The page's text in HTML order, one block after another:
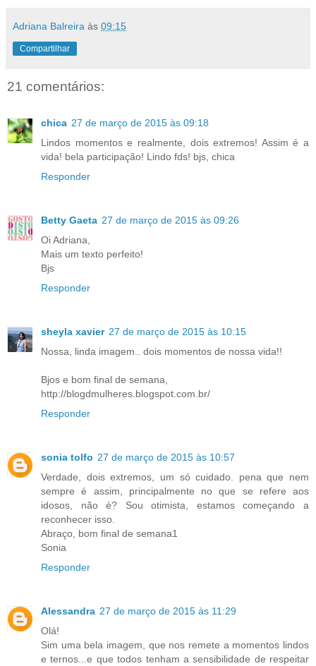
Adriana Balreira às 09:15
Compartilhar
21 comentários:
chica 27 de março de 2015 às 09:18
Lindos momentos e realmente, dois extremos! Assim é a
vida! bela participação! Lindo fds! bjs, chica
Responder
Betty Gaeta 27 de março de 2015 às 09:26
Oi Adriana,
Mais um texto perfeito!
Bjs
Responder
sheyla xavier 27 de março de 2015 às 10:15
Nossa, linda imagem.. dois momentos de nossa vida!!
Bjos e bom final de semana,
http://blogdmulheres.blogspot.com.br/
Responder
sonia tolfo 27 de março de 2015 às 10:57
Verdade, dois extremos, um só cuidado. pena que nem
sempre é assim, principalmente no que se refere aos
idosos, não é? Sou otimista, estamos começando a
reconhecer isso.
Abraço, bom final de semana1
Sonia
Responder
Alessandra 27 de março de 2015 às 11:29
Olá!
Sim uma bela imagem, que nos remete a momentos lindos
e ternos...e que todos tenham a sensibilidade de respeitar